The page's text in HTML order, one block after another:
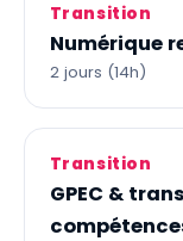
Transition
Numérique
2 jours (14h)
Transition
GPEC &